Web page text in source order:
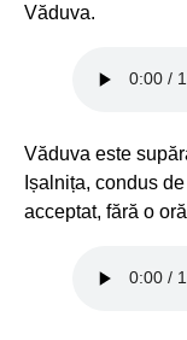
Văduva.
Văduva este
Ișalnița, condus
acceptat, fără o